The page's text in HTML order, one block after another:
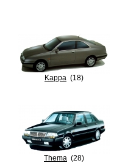
Kappa (18)
Thema (28)